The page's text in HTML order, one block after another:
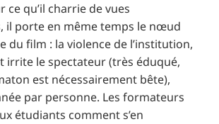
ce qu’il charrie de vues
il porte en même temps le nœud
du film : la violence de l’institution,
irrite le spectateur (très éduqué,
est nécessairement bête),
par personne. Les formateurs
étudiants comment s’en